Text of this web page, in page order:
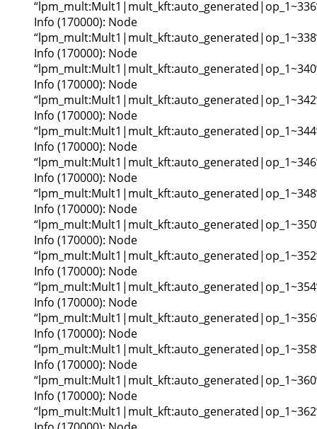
Info (170000): Node
Info (170000): Node
Info (170000): Node
Info (170000): Node
Info (170000): Node
Info (170000): Node
Info (170000): Node
Info (170000): Node
Info (170000): Node
Info (170000): Node
Info (170000): Node
Info (170000): Node
Info (170000): Node